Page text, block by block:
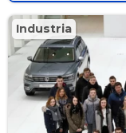
Industria